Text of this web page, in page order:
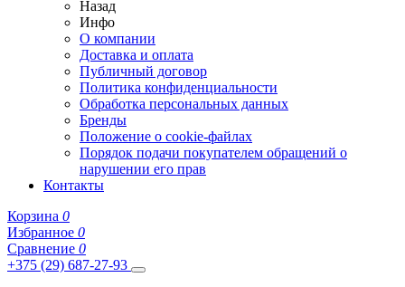
Назад
Инфо
О компании
Доставка и оплата
Публичный договор
Политика конфиденциальности
Обработка персональных данных
Бренды
Положение о cookie-файлах
Порядок подачи покупателем обращений о
нарушении его прав
Контакты
Корзина 0
Избранное 0
Сравнение 0
+375 (29) 687-27-93